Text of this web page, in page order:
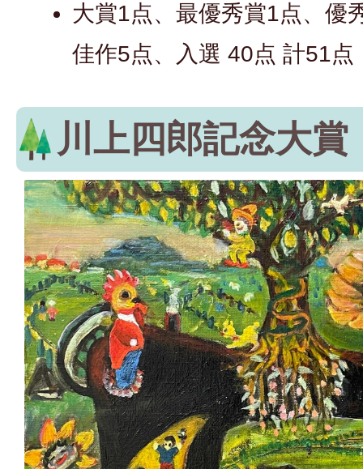
大賞1点、最優秀賞1点、優
佳作5点、入選 40点 計51点
川上四郎記念大賞